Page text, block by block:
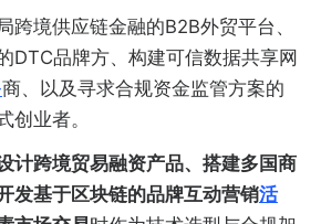
跨境供应链金融的B2B外贸平台、
DTC品牌方、构建可信数据共享网
商、以及寻求合规资金监管方案的
创业者。
计跨境贸易融资产品、搭建多国商
发基于区块链的品牌互动营销活